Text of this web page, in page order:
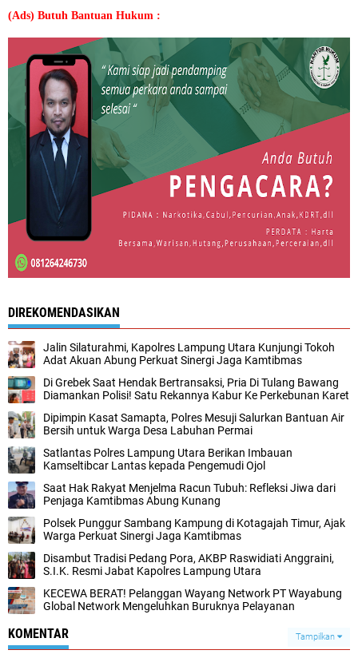
(Ads) Butuh Bantuan Hukum :
DIREKOMENDASIKAN
Jalin Silaturahmi, Kapolres Lampung Utara Kunjungi Tokoh
Adat Akuan Abung Perkuat Sinergi Jaga Kamtibmas
Di Grebek Saat Hendak Bertransaksi, Pria Di Tulang Bawang
Diamankan Polisi! Satu Rekannya Kabur Ke Perkebunan Karet
Dipimpin Kasat Samapta, Polres Mesuji Salurkan Bantuan Air
Bersih untuk Warga Desa Labuhan Permai
Satlantas Polres Lampung Utara Berikan Imbauan
Kamseltibcar Lantas kepada Pengemudi Ojol
Saat Hak Rakyat Menjelma Racun Tubuh: Refleksi Jiwa dari
Penjaga Kamtibmas Abung Kunang
Polsek Punggur Sambang Kampung di Kotagajah Timur, Ajak
Warga Perkuat Sinergi Jaga Kamtibmas
Disambut Tradisi Pedang Pora, AKBP Raswidiati Anggraini,
S.I.K. Resmi Jabat Kapolres Lampung Utara
KECEWA BERAT! Pelanggan Wayang Network PT Wayabung
Global Network Mengeluhkan Buruknya Pelayanan
KOMENTAR Tampilkan